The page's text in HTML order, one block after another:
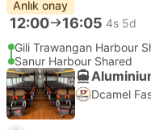
Anlık onay
12:00 16:05 4s 5d
Gili Trawangan Harbour
Sanur Harbour Shared
Dcamel